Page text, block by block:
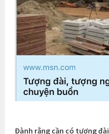
Đành rằng cần có tượng đài